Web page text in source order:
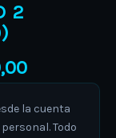
2
la cuenta
Todo